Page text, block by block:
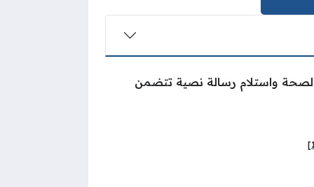
الصحة واستلام رسالة نصية تتضمن